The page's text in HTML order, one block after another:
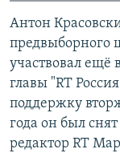
Антон
предвыборного
участвовал ещё
главы "RT
поддержку
года он был
редактор RT